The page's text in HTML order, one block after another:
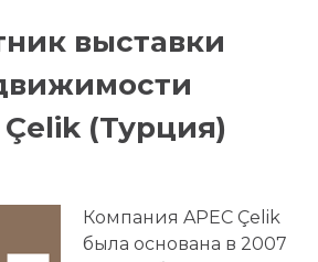
выставки
Çelik (Турция)
Компания APEC Çelik
была основана в 2007